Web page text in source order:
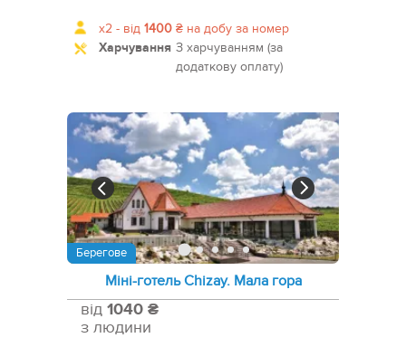
x2 - від 1400 ₴ на добу за номер
Харчування З харчуванням (за
додаткову оплату)
Берегове
Міні-готель Chizay. Мала гора
від 1040 ₴
з людини